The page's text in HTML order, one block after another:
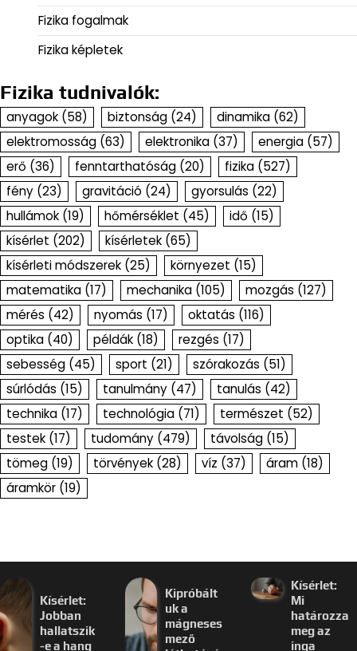
Fizika fogalmak
Fizika képletek
Fizika tudnivalók:
anyagok (58) biztonság (24) dinamika (62)
elektromosság (63) elektronika (37) energia (57)
erő (36) fenntarthatóság (20) fizika (527)
fény (23) gravitáció (24) gyorsulás (22)
hullámok (19) hőmérséklet (45) idő (15)
kísérlet (202) kísérletek (65)
kísérleti módszerek (25) környezet (15)
matematika (17) mechanika (105) mozgás (127)
mérés (42) nyomás (17) oktatás (116)
optika (40) példák (18) rezgés (17)
sebesség (45) sport (21) szórakozás (51)
súrlódás (15) tanulmány (47) tanulás (42)
technika (17) technológia (71) természet (52)
testek (17) tudomány (479) távolság (15)
tömeg (19) törvények (28) víz (37) áram (18)
áramkör (19)
Kísérlet:
Jobban
hallatszik
-e a hang
Kipróbált
uk a
mágneses
mező
Kísérlet:
Mi
határozza
meg az
inga